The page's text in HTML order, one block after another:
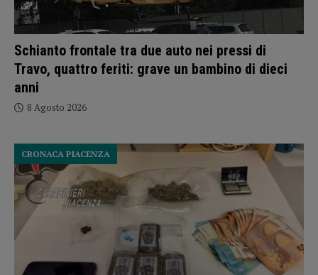
Schianto frontale tra due auto nei pressi di
Travo, quattro feriti: grave un bambino di dieci
anni
8 Agosto 2026
CRONACA PIACENZA